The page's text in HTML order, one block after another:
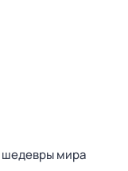
шедевры мира